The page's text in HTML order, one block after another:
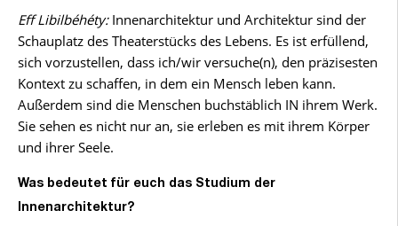
Eff Libilbéhéty:Innenarchitektur und Architektur sind der
Schauplatz des Theaterstücks des Lebens. Es ist erfüllend,
sich vorzustellen, dass ich/wir versuche(n), den präzisesten
Kontext zu schaffen, in dem ein Mensch leben kann.
Außerdem sind die Menschen buchstäblich IN ihrem Werk.
Sie sehen es nicht nur an, sie erleben es mit ihrem Körper
und ihrer Seele.
Was bedeutet für euch das Studium der
Innenarchitektur?